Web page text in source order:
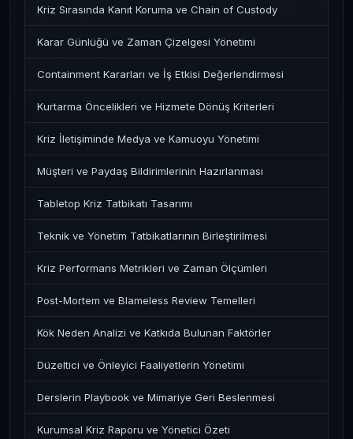
Kriz Sırasında Kanıt Koruma ve Chain of Custody
Karar Günlüğü ve Zaman Çizelgesi Yönetimi
Containment Kararları ve İş Etkisi Değerlendirmesi
Kurtarma Öncelikleri ve Hizmete Dönüş Kriterleri
Kriz İletişiminde Medya ve Kamuoyu Yönetimi
Müşteri ve Paydaş Bildirimlerinin Hazırlanması
Tabletop Kriz Tatbikatı Tasarımı
Teknik ve Yönetim Tatbikatlarının Birleştirilmesi
Kriz Performans Metrikleri ve Zaman Ölçümleri
Post-Mortem ve Blameless Review Temelleri
Kök Neden Analizi ve Katkıda Bulunan Faktörler
Düzeltici ve Önleyici Faaliyetlerin Yönetimi
Derslerin Playbook ve Mimariye Geri Beslenmesi
Kurumsal Kriz Raporu ve Yönetici Özeti